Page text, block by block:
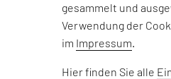
gesammelt und
Verwendung der
im Impressum.
Hier finden Sie alle